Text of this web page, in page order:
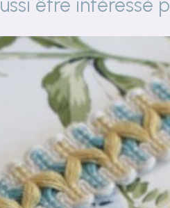
être intéressé